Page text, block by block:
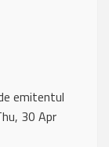
emitentul
30 Apr